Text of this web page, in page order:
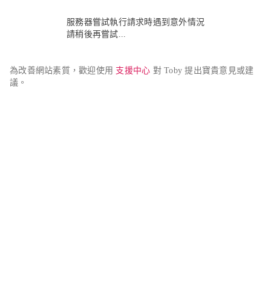
服務器嘗試執行請求時遇到意外情況
請稍後再嘗試...
為改善網站素質，歡迎使用 支援中心 對 Toby 提出寶貴意見或建
議。